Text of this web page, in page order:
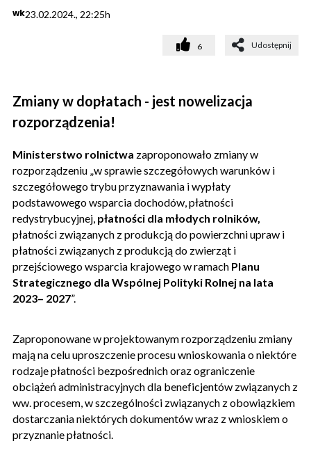
wk23.02.2024., 22:25h
6 Udostępnij
Zmiany w dopłatach - jest nowelizacja
rozporządzenia!
Ministerstwo rolnictwa zaproponowało zmiany w
rozporządzeniu „w sprawie szczegółowych warunków i
szczegółowego trybu przyznawania i wypłaty
podstawowego wsparcia dochodów, płatności
redystrybucyjnej, płatności dla młodych rolników,
płatności związanych z produkcją do powierzchni upraw i
płatności związanych z produkcją do zwierząt i
przejściowego wsparcia krajowego w ramach Planu
Strategicznego dla Wspólnej Polityki Rolnej na lata
2023– 2027”.
Zaproponowane w projektowanym rozporządzeniu zmiany
mają na celu uproszczenie procesu wnioskowania o niektóre
rodzaje płatności bezpośrednich oraz ograniczenie
obciążeń administracyjnych dla beneficjentów związanych z
ww. procesem, w szczególności związanych z obowiązkiem
dostarczania niektórych dokumentów wraz z wnioskiem o
przyznanie płatności.